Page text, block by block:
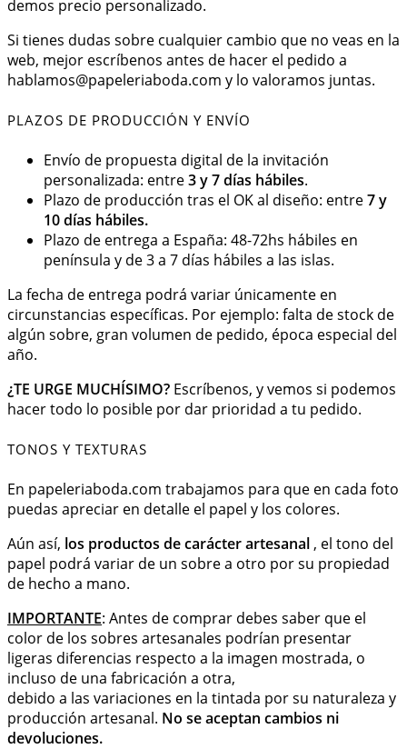
demos precio personalizado.
Si tienes dudas sobre cualquier cambio que no veas en la
web, mejor escríbenos antes de hacer el pedido a
hablamos@papeleriaboda.com y lo valoramos juntas.
PLAZOS DE PRODUCCIÓN Y ENVÍO
Envío de propuesta digital de la invitación
personalizada: entre3 y 7 días hábiles.
Plazo de producción tras el OK al diseño: entre7 y
10 días hábiles.
Plazo de entrega a España: 48-72hs hábiles en
península y de 3 a 7 días hábiles a las islas.
La fecha de entrega podrá variar únicamente en
circunstancias específicas. Por ejemplo: falta de stock de
algún sobre, gran volumen de pedido, época especial del
año.
¿TE URGE MUCHÍSIMO? Escríbenos, y vemos si podemos
hacer todo lo posible por dar prioridad a tu pedido.
TONOS Y TEXTURAS
En papeleriaboda.com trabajamos para que en cada foto
puedas apreciar en detalle el papel y los colores.
Aún así, los productos de carácter artesanal , el tono del
papel podrá variar de un sobre a otro por su propiedad
de hecho a mano.
IMPORTANTE: Antes de comprar debes saber que el
color de los sobres artesanales podrían presentar
ligeras diferencias respecto a la imagen mostrada, o
incluso de una fabricación a otra,
debido a las variaciones en la tintada por su naturaleza y
producción artesanal. No se aceptan cambios ni
devoluciones.